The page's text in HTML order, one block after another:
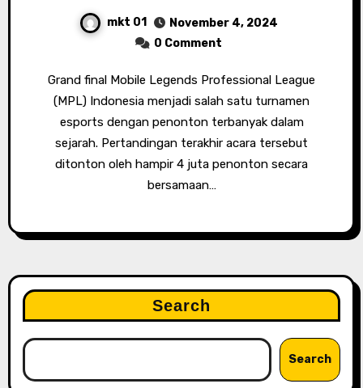
mkt 01
November 4, 2024
0 Comment
Grand final Mobile Legends Professional League
(MPL) Indonesia menjadi salah satu turnamen
esports dengan penonton terbanyak dalam
sejarah. Pertandingan terakhir acara tersebut
ditonton oleh hampir 4 juta penonton secara
bersamaan…
Search
Search